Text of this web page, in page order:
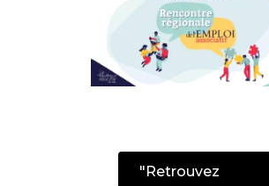
"Retrouvez